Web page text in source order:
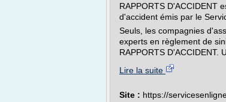
RAPPORTS D'ACCIDENT
d'accident émis par le
Seuls, les compagnies
experts en règlement de
RAPPORTS D'ACCIDENT.
Lire la suite
Site : https://